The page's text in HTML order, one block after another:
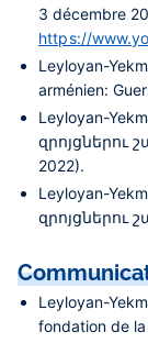
3 décembre
https://
Leyloyan-
arménien:
Leyloyan-
զրոյցներու
2022).
Leyloyan-
զրոյցներու
Leyloyan-
fondation de la